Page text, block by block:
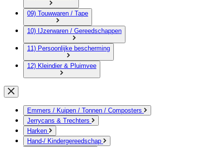
09) Touwwaren / Tape
10) IJzerwaren / Gereedschappen
11) Persoonlijke bescherming
12) Kleindier & Pluimvee
Emmers / Kuipen / Tonnen / Composters
Jerrycans & Trechters
Harken
Hand-/ Kindergereedschap